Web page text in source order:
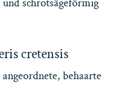
schrotsägeförmig
behaarte